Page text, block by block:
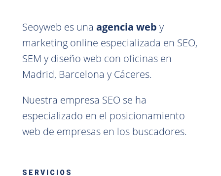
Seoyweb es una agencia web y
marketing online especializada en SEO,
SEM y diseño web con oficinas en
Madrid, Barcelona y Cáceres.
Nuestra empresa SEO se ha
especializado en el posicionamiento
web de empresas en los buscadores.
SERVICIOS